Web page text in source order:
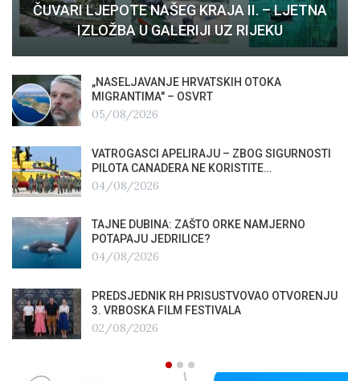
ČUVARI LJEPOTE NAŠEG KRAJA II. – LJETNA
IZLOŽBA U GALERIJI UZ RIJEKU
„NASELJAVANJE HRVATSKIH OTOKA
MIGRANTIMA″ – OSVRT
05/08/2026
VATROGASCI APELIRAJU – ZBOG SIGURNOSTI
PILOTA CANADERA NE KORISTITE…
04/08/2026
TAJNE DUBINA: ZAŠTO ORKE NAMJERNO
POTAPAJU JEDRILICE?
04/08/2026
PREDSJEDNIK RH PRISUSTVOVAO OTVORENJU
3. VRBOSKA FILM FESTIVALA
02/08/2026